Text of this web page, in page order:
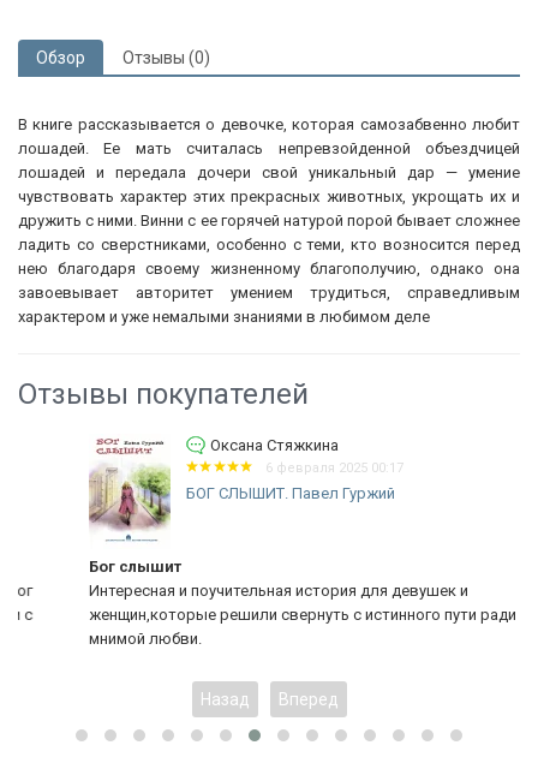
Обзор Отзывы (0)
В книге рассказывается о девочке, которая самозабвенно любит
лошадей. Ее мать считалась непревзойденной объездчицей
лошадей и передала дочери свой уникальный дар — умение
чувствовать характер этих прекрасных животных, укрощать их и
дружить с ними. Винни с ее горячей натурой порой бывает сложнее
ладить со сверстниками, особенно с теми, кто возносится перед
нею благодаря своему жизненному благополучию, однако она
завоевывает авторитет умением трудиться, справедливым
характером и уже немалыми знаниями в любимом деле
Отзывы покупателей
Оксана Стяжкина
6 февраля 2025 00:17
БОГ СЛЫШИТ. Павел Гуржий
Бог слышит
Интересная и поучительная история для девушек и
женщин,которые решили свернуть с истинного пути ради
мнимой любви.
Назад Вперед